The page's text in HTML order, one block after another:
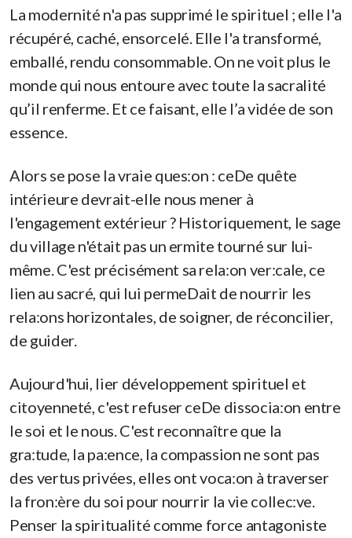
La modernité n'a pas supprimé le spirituel ; elle l'a
récupéré, caché, ensorcelé. Elle l'a transformé,
emballé, rendu consommable. On ne voit plus le
monde qui nous entoure avec toute la sacralité
qu’il renferme. Et ce faisant, elle l’a vidée de son
essence.
Alors se pose la vraie ques:on : ceDe quête
intérieure devrait-elle nous mener à
l'engagement extérieur ? Historiquement, le sage
du village n'était pas un ermite tourné sur lui-
même. C'est précisément sa rela:on ver:cale, ce
lien au sacré, qui lui permeDait de nourrir les
rela:ons horizontales, de soigner, de réconcilier,
de guider.
Aujourd'hui, lier développement spirituel et
citoyenneté, c'est refuser ceDe dissocia:on entre
le soi et le nous. C'est reconnaître que la
gra:tude, la pa:ence, la compassion ne sont pas
des vertus privées, elles ont voca:on à traverser
la fron:ère du soi pour nourrir la vie collec:ve.
Penser la spiritualité comme force antagoniste